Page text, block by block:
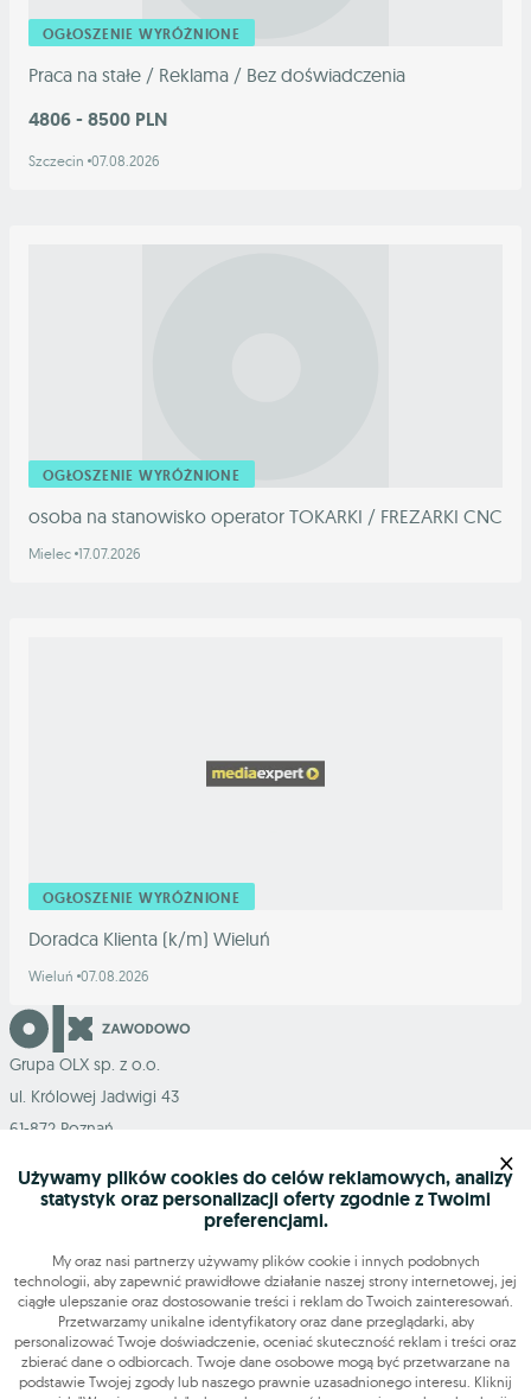
OGŁOSZENIE WYRÓŻNIONE
Praca na stałe / Reklama / Bez doświadczenia
4806 - 8500 PLN
Szczecin 07.08.2026
OGŁOSZENIE WYRÓŻNIONE
osoba na stanowisko operator TOKARKI / FREZARKI CNC
Mielec 17.07.2026
OGŁOSZENIE WYRÓŻNIONE
Doradca Klienta (k/m) Wieluń
Wieluń 07.08.2026
Grupa OLX sp. z o.o.
ul. Królowej Jadwigi 43
61-872 Poznań
Szukasz pracy?
Znajdź nas
Używamy plików cookies do celów reklamowych, analizy
statystyk oraz personalizacji oferty zgodnie z Twoimi
preferencjami.
My oraz nasi partnerzy używamy plików cookie i innych podobnych
technologii, aby zapewnić prawidłowe działanie naszej strony internetowej, jej
ciągłe ulepszanie oraz dostosowanie treści i reklam do Twoich zainteresowań.
Przetwarzamy unikalne identyfikatory oraz dane przeglądarki, aby
personalizować Twoje doświadczenie, oceniać skuteczność reklam i treści oraz
zbierać dane o odbiorcach. Twoje dane osobowe mogą być przetwarzane na
podstawie Twojej zgody lub naszego prawnie uzasadnionego interesu. Kliknij
×